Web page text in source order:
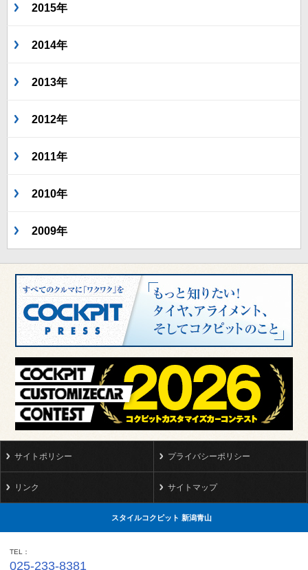
2015年
2014年
2013年
2012年
2011年
2010年
2009年
サイトポリシー プライバシーポリシー
リンク サイトマップ
スタイルコクピット 新潟青山
TEL
025-233-8381